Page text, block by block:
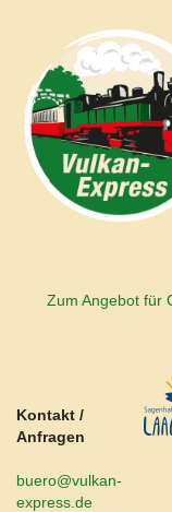
Zum Angebot für
Kontakt /
Anfragen
buero@vulkan-
express.de